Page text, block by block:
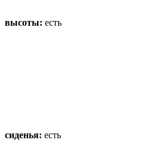
высоты: есть
сиденья: есть